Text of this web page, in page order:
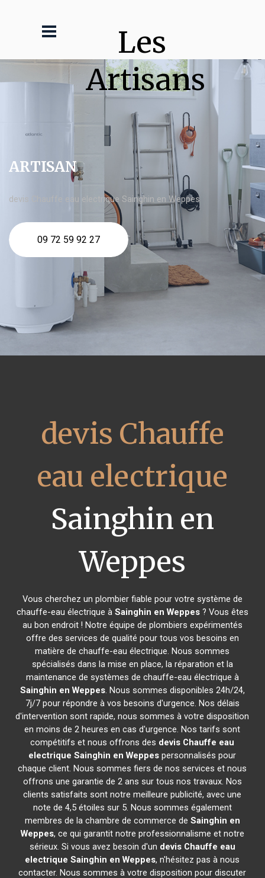
Les
Artisans
ARTISAN
devis Chauffe eau electrique Sainghin en Weppes
09 72 59 92 27
devis Chauffe
eau electrique
Sainghin en
Weppes
Vous cherchez un plombier fiable pour votre système de
chauffe-eau électrique à Sainghin en Weppes? Vous êtes
au bon endroit ! Notre équipe de plombiers expérimentés
offre des services de qualité pour tous vos besoins en
matière de chauffe-eau électrique. Nous sommes
spécialisés dans la mise en place, la réparation et la
maintenance de systèmes de chauffe-eau électrique à
Sainghin en Weppes. Nous sommes disponibles 24h/24,
7j/7 pour répondre à vos besoins d'urgence. Nos délais
d'intervention sont rapide, nous sommes à votre disposition
en moins de 2 heures en cas d'urgence. Nos tarifs sont
compétitifs et nous offrons des devis Chauffe eau
electrique Sainghin en Weppes personnalisés pour
chaque client. Nous sommes fiers de nos services et nous
offrons une garantie de 2 ans sur tous nos travaux. Nos
clients satisfaits sont notre meilleure publicité, avec une
note de 4,5 étoiles sur 5. Nous sommes également
membres de la chambre de commerce de Sainghin en
Weppes, ce qui garantit notre professionnalisme et notre
sérieux. Si vous avez besoin d'un devis Chauffe eau
electrique Sainghin en Weppes, n'hésitez pas à nous
contacter. Nous sommes à votre disposition pour discuter